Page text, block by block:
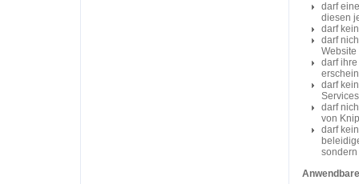
darf
diesen
darf
darf
darf
darf
darf
von
darf